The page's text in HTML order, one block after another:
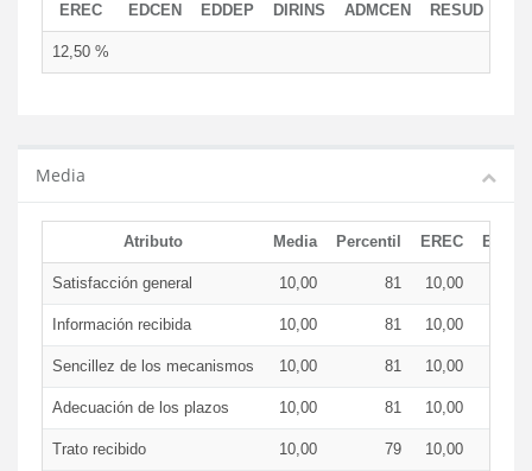
EREC EDCEN EDDEP DIRINS ADMCEN RESUD
12,50 %
Media
Atributo Media Percentil EREC
Satisfacción general 10,00 81 10,00
Información recibida 10,00 81 10,00
Sencillez de los mecanismos 10,00 81 10,00
Adecuación de los plazos 10,00 81 10,00
Trato recibido 10,00 79 10,00